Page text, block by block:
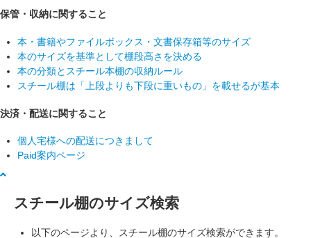
保管・収納に関すること
本・書籍やファイルボックス・文書保存箱等のサイズ
本のサイズを基準として棚段高さを決める
本の分類とスチール本棚の収納ルール
スチール棚は「上段よりも下段に重いもの」を載せるが基本
決済・配送に関すること
個人宅様への配送につきまして
Paid案内ページ
スチール棚のサイズ検索
以下のページより、スチール棚のサイズ検索ができます。